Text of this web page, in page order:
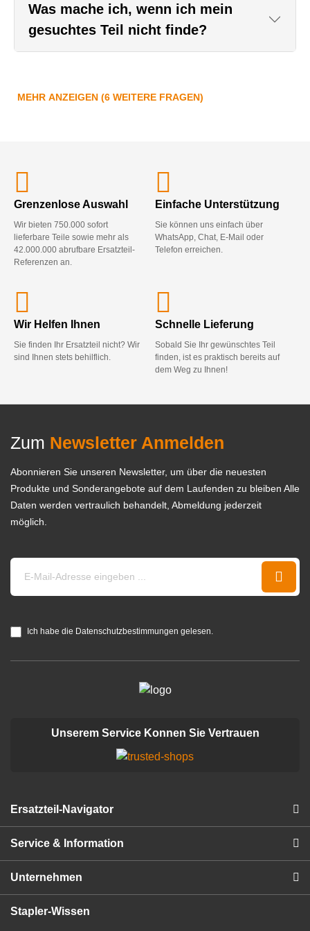
Was mache ich, wenn ich mein
gesuchtes Teil nicht finde?
MEHR ANZEIGEN (6 WEITERE FRAGEN)
Grenzenlose Auswahl
Wir bieten 750.000 sofort
lieferbare Teile sowie mehr als
42.000.000 abrufbare Ersatzteil-
Referenzen an.
Einfache Unterstützung
Sie können uns einfach über
WhatsApp, Chat, E-Mail oder
Telefon erreichen.
Wir Helfen Ihnen
Sie finden Ihr Ersatzteil nicht? Wir
sind Ihnen stets behilflich.
Schnelle Lieferung
Sobald Sie Ihr gewünschtes Teil
finden, ist es praktisch bereits auf
dem Weg zu Ihnen!
Zum Newsletter Anmelden
Abonnieren Sie unseren Newsletter, um über die neuesten
Produkte und Sonderangebote auf dem Laufenden zu bleiben Alle
Daten werden vertraulich behandelt, Abmeldung jederzeit
möglich.
Ich habe die Datenschutzbestimmungen gelesen.
Unserem Service Konnen Sie Vertrauen
Ersatzteil-Navigator
Service & Information
Unternehmen
Stapler-Wissen